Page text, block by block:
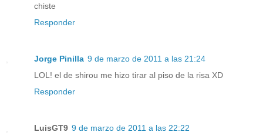
chiste
Responder
Jorge Pinilla 9 de marzo de 2011 a las 21:24
LOL! el de shirou me hizo tirar al piso de la risa XD
Responder
LuisGT9 9 de marzo de 2011 a las 22:22